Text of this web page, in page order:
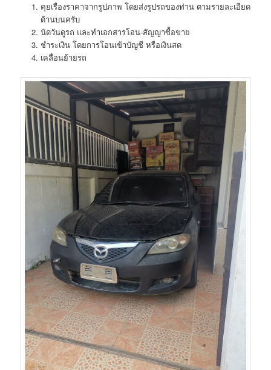
คุยเรื่องราคาจากรูปภาพ โดยส่งรูปรถของท่าน ตามรายละเอียด
ด้านบนครับ
นัดวันดูรถ และทำเอกสารโอน-สัญญาซื้อขาย
ชำระเงิน โดยการโอนเข้าบัญชี หรือเงินสด
เคลื่อนย้ายรถ